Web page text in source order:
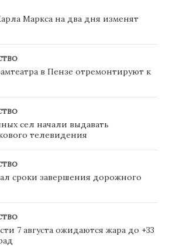
Маркса на два дня изменят
в Пензе отремонтируют к
сел начали выдавать
телевидения
сроки завершения дорожного
7 августа ожидаются жара до +33